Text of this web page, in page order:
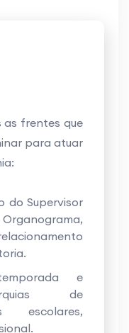
frentes que
para atuar
do Supervisor
e
de
escolares,